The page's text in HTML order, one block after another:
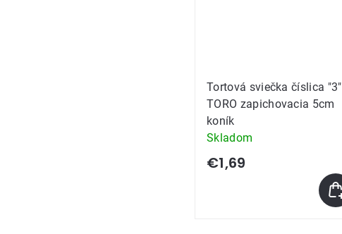
Tortová sviečka číslica "3"
TORO zapichovacia 5cm
koník
Skladom
€1,69